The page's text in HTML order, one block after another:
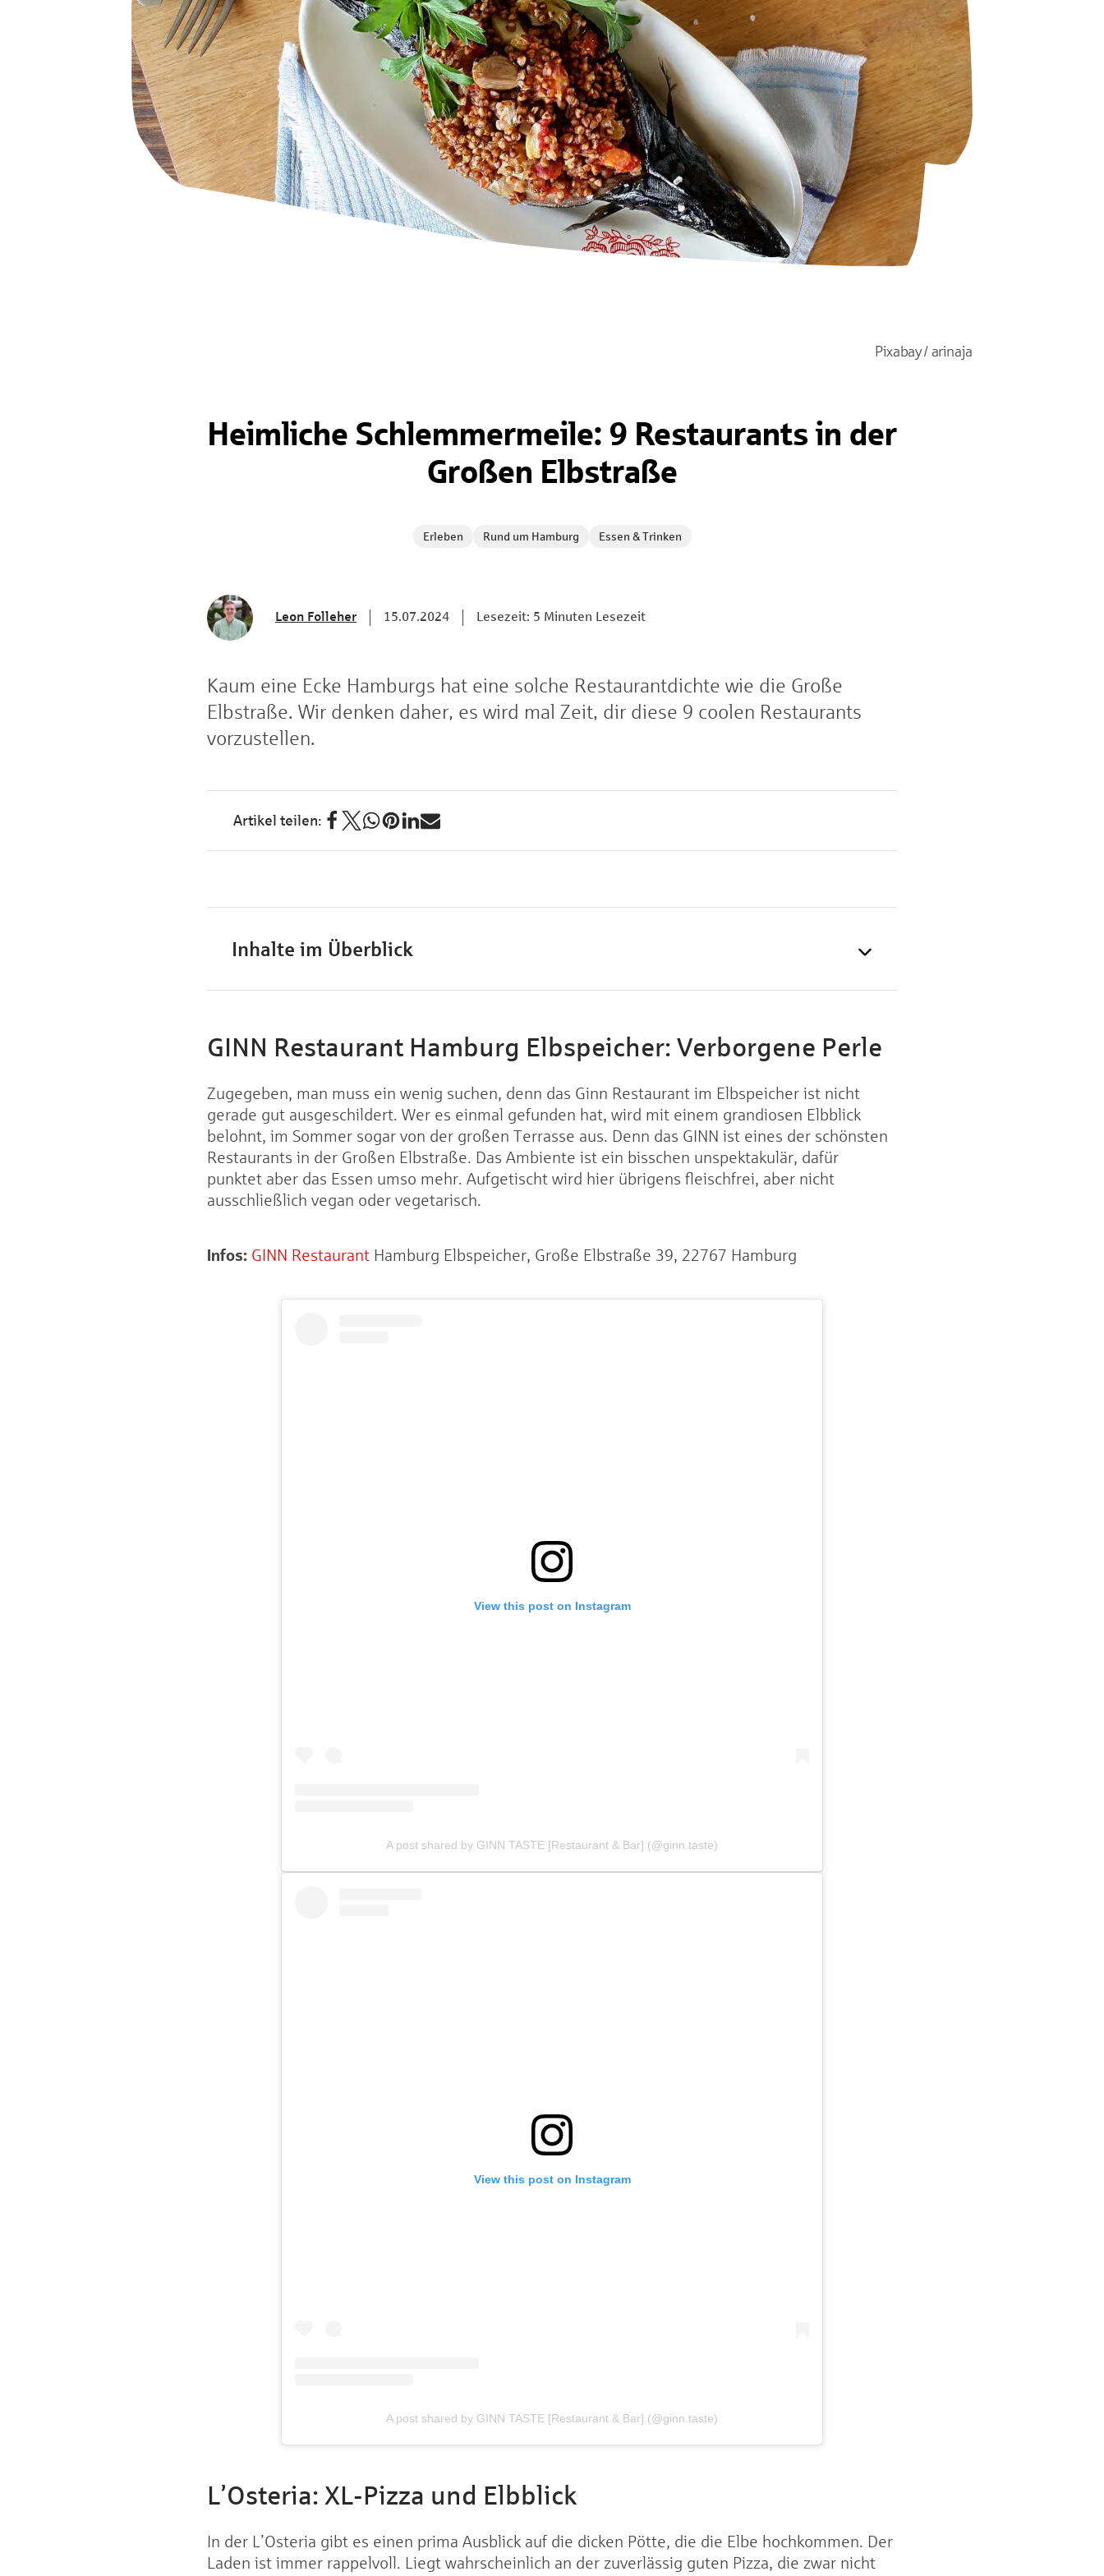
Pixabay / arinaja
Heimliche Schlemmermeile: 9 Restaurants in der
Großen Elbstraße
Erleben Rund um Hamburg Essen & Trinken
Leon Folleher 15.07.2024 Lesezeit: 5 Minuten Lesezeit
Kaum eine Ecke Hamburgs hat eine solche Restaurantdichte wie die Große
Elbstraße. Wir denken daher, es wird mal Zeit, dir diese 9 coolen Restaurants
vorzustellen.
Inhalte im Überblick
GINN Restaurant Hamburg Elbspeicher: Verborgene Perle
Zugegeben, man muss ein wenig suchen, denn das Ginn Restaurant im Elbspeicher ist nicht
gerade gut ausgeschildert. Wer es einmal gefunden hat, wird mit einem grandiosen Elbblick
belohnt, im Sommer sogar von der großen Terrasse aus. Denn das GINN ist eines der schönsten
Restaurants in der Großen Elbstraße. Das Ambiente ist ein bisschen unspektakulär, dafür
punktet aber das Essen umso mehr. Aufgetischt wird hier übrigens fleischfrei, aber nicht
ausschließlich vegan oder vegetarisch.
Infos: GINN Restaurant Hamburg Elbspeicher, Große Elbstraße 39, 22767 Hamburg
View this post on Instagram
A post shared by GINN TASTE [Restaurant & Bar] (@ginn.taste)
View this post on Instagram
A post shared by GINN TASTE [Restaurant & Bar] (@ginn.taste)
L’Osteria: XL-Pizza und Elbblick
In der L’Osteria gibt es einen prima Ausblick auf die dicken Pötte, die die Elbe hochkommen. Der
Laden ist immer rappelvoll. Liegt wahrscheinlich an der zuverlässig guten Pizza, die zwar nicht